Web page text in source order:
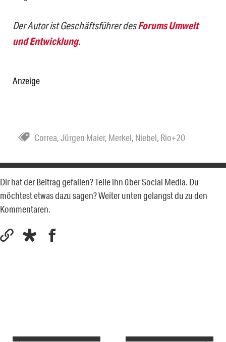
Der Autor ist Geschäftsführer desForums Umwelt
und Entwicklung.
Anzeige
Correa,Jürgen Maier, Merkel, Niebel, Rio+20
Dir hat der Beitrag gefallen? Teile ihn über Social Media. Du
möchtest etwas dazu sagen? Weiter unten gelangst du zu den
Kommentaren.